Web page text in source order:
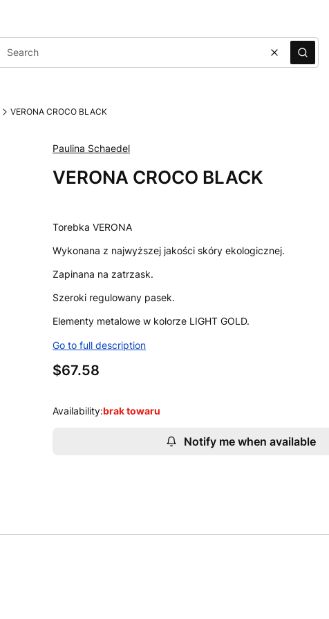
Clear Search
VERONA CROCO BLACK
Paulina Schaedel
VERONA CROCO BLACK
Torebka VERONA
Wykonana z najwyższej jakości skóry ekologicznej.
Zapinana na zatrzask.
Szeroki regulowany pasek.
Elementy metalowe w kolorze LIGHT GOLD.
Go to full description
Price
$67.58
Availability:brak towaru
Notify me when available